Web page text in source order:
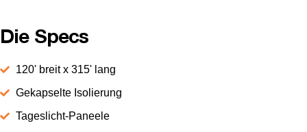
Die Specs
120' breit x 315' lang
Gekapselte Isolierung
Tageslicht-Paneele